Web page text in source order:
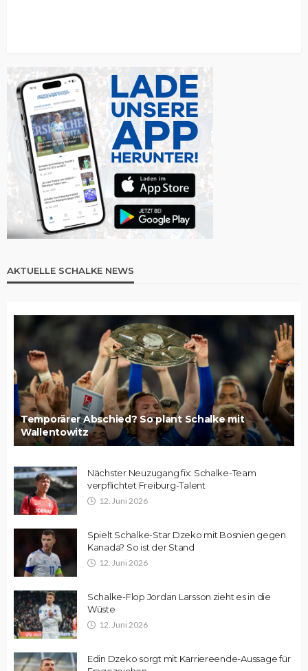
AKTUELLE SCHALKE NEWS
Temporärer Abschied? So plant Schalke mit
Wallentowitz
Nächster Neuzugang fix: Schalke-Team
verpflichtet Freiburg-Talent
12. Juni 2026
Spielt Schalke-Star Dzeko mit Bosnien gegen
Kanada? So ist der Stand
12. Juni 2026
Schalke-Flop Jordan Larsson zieht es in die
Wüste
12. Juni 2026
Edin Dzeko sorgt mit Karriereende-Aussage für